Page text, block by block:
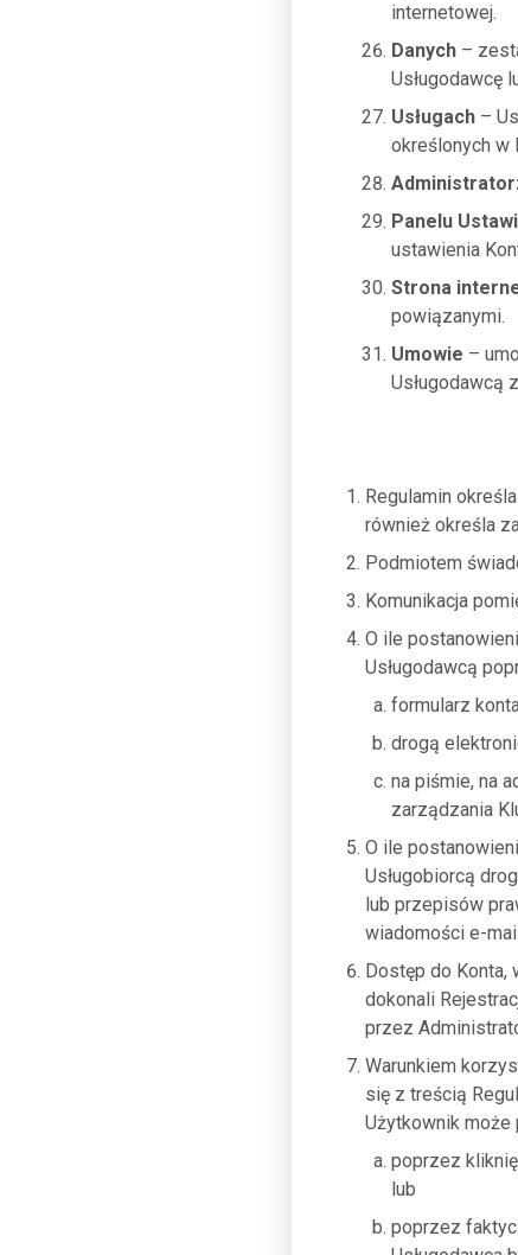
internetowej.
Danych–
Usługodawcę
Usługach–
określonych w
Panelu
ustawienia
Strona
powiązanymi.
Umowie –
Usługodawcą
Regulamin
również określa
Podmiotem
Komunikacja
O ile
Usługodawcą
formularz
drogą
na piśmie, na
zarządzania
O ile
Usługobiorcą
lub przepisów
wiadomości e-
Dostęp do Konta,
dokonali
przez
Warunkiem
się z treścią
Użytkownik może
poprzez
lub
poprzez